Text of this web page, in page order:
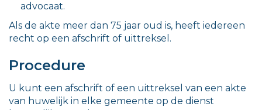
advocaat.
Als de akte meer dan 75 jaar oud is, heeft iedereen
recht op een afschrift of uittreksel.
Procedure
U kunt een afschrift of een uittreksel van een akte
van huwelijk in elke gemeente op de dienst